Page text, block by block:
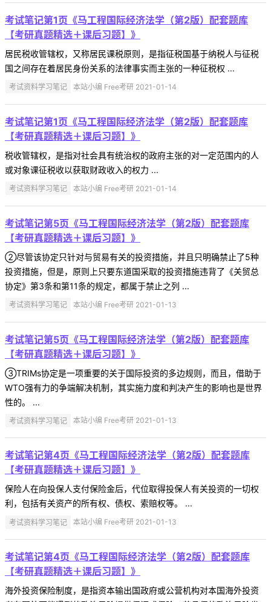
考试笔记第1页《马工程国际经济法学（第2版）配套题库
【考研真题精选＋课后习题】》
居民税收管辖权，又称居民课税原则，是指征税国基于纳税人与征税
国之间存在着居民身份关系的法律事实而主张的一种征税权 ...
考试资料学习笔记 本站小编 Free考研 2021-01-14
考试笔记第1页《马工程国际经济法学（第2版）配套题库
【考研真题精选＋课后习题】》
税收管辖权，是指对社会具有统治权的政府主张的对一定范围内的人
或对象课征税收以获取财政收入的权力 ...
考试资料学习笔记 本站小编 Free考研 2021-01-14
考试笔记第5页《马工程国际经济法学（第2版）配套题库
【考研真题精选＋课后习题】》
②尽管该协定只针对与贸易有关的投资措施，并且只明确禁止了5种
投资措施，但是，原则上只要东道国采取的投资措施违背了《关贸总
协定》第3条和第11条的规定，都属于禁止之列 ...
考试资料学习笔记 本站小编 Free考研 2021-01-13
考试笔记第5页《马工程国际经济法学（第2版）配套题库
【考研真题精选＋课后习题】》
③TRIMs协定是一项重要的关于国际投资的多边规则，而且，借助于
WTO强有力的争端解决机制，其实施力度和判决产生的影响也是世界
性的。 ...
考试资料学习笔记 本站小编 Free考研 2021-01-13
考试笔记第4页《马工程国际经济法学（第2版）配套题库
【考研真题精选＋课后习题】》
保险人在向投保人支付保险金后，代位取得投保人有关投资的一切权
利，包括有关资产的所有权、债权、索赔权等。 ...
考试资料学习笔记 本站小编 Free考研 2021-01-13
考试笔记第4页《马工程国际经济法学（第2版）配套题库
【考研真题精选＋课后习题】》
海外投资保险制度，是指资本输出国政府或公营机构对本国海外投资